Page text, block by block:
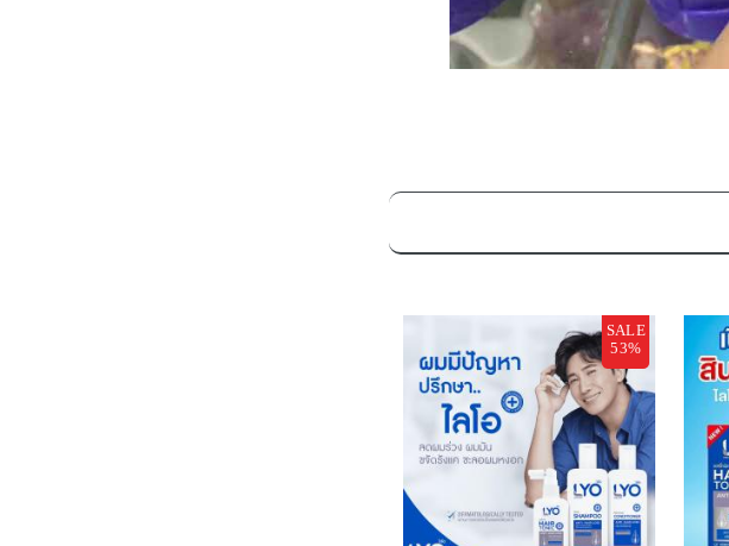
SALE
53%